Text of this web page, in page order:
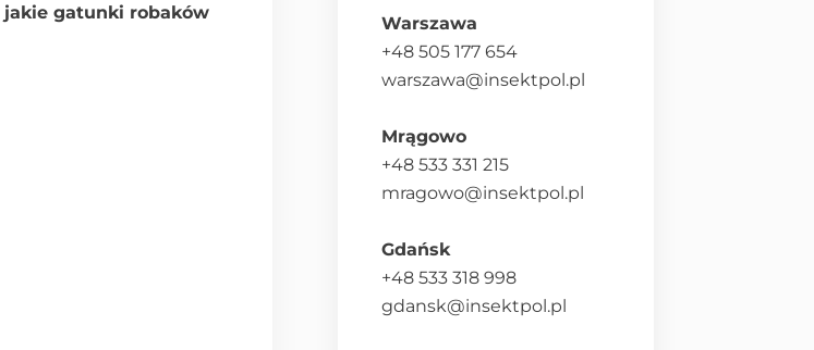
jakie gatunki robaków
Warszawa
+48 505 177 654
warszawa@insektpol.pl
Mrągowo
+48 533 331 215
mragowo@insektpol.pl
Gdańsk
+48 533 318 998
gdansk@insektpol.pl